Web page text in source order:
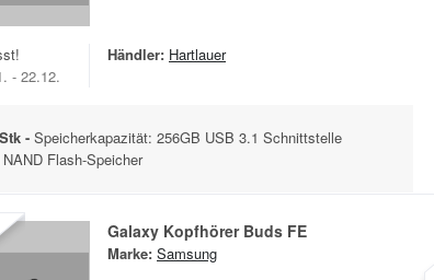
- 22.12.
Händler: Hartlauer
- Speicherkapazität: 256GB USB 3.1 Schnittstelle
Flash-Speicher
Galaxy Kopfhörer Buds FE
Marke: Samsung